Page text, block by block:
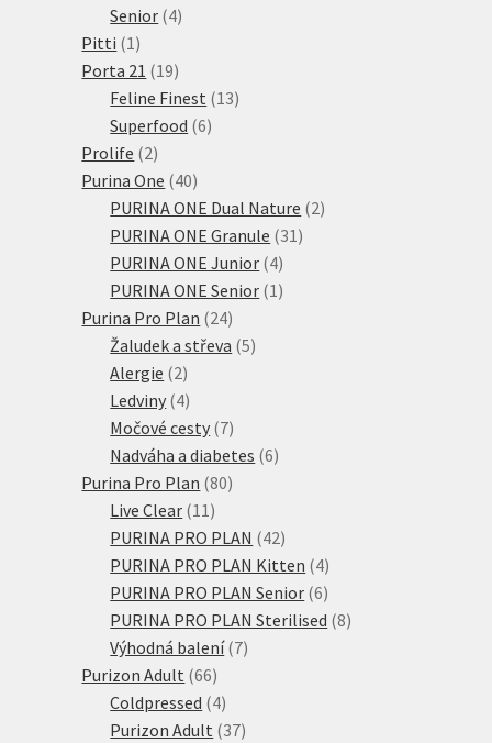
produktů
Senior 44
Pitti 11
produkt
Porta 21 1919
produktů
Feline Finest 1313
Superfood 66
Prolife 22
produkty
Purina One 4040
produktů
PURINA ONE Dual Nature 22
PURINA ONE Granule 3131
PURINA ONE Junior 44
produkty
PURINA ONE Senior 11
Purina Pro Plan 2424
produktů
Žaludek a střeva 55
Alergie 22
produkty
Ledviny 44
produkty
Močové cesty 77
produktů
Nadváha a diabetes 66
Purina Pro Plan 8080
Live Clear 1111
produktů
PURINA PRO PLAN 4242
produktů
PURINA PRO PLAN Kitten 44
produkty
PURINA PRO PLAN Senior 66
produktů
PURINA PRO PLAN Sterilised 88
Výhodná balení 77
Purizon Adult 6666
produktů
Coldpressed 44
produkty
Purizon Adult 3737